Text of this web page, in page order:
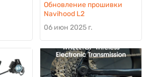
Обновление прошивки
Navihood L2
06 июн 2025 г.